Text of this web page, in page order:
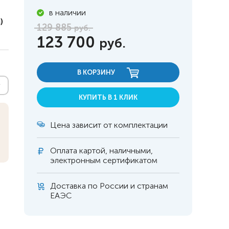
в наличии
129 885руб.
123 700 руб.
В КОРЗИНУ
КУПИТЬ В 1 КЛИК
Цена зависит от комплектации
Оплата картой, наличными,
электронным сертификатом
Доставка по России и странам
ЕАЭС